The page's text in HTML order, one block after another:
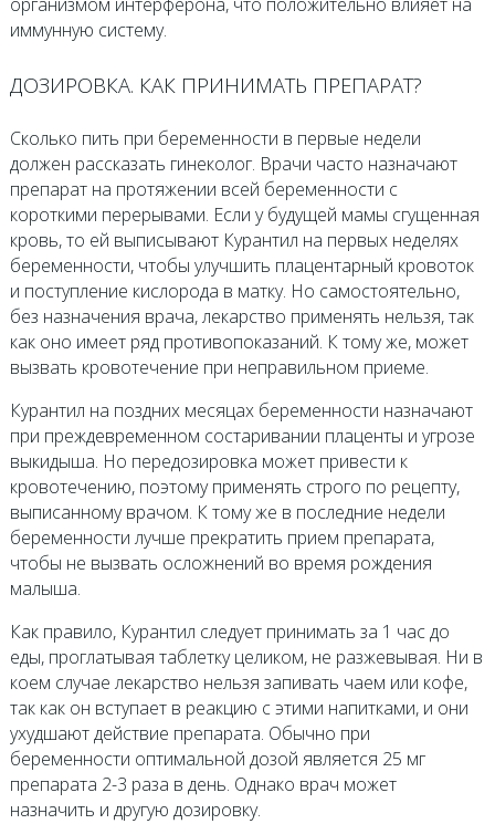
организмом интерферона, что положительно влияет на
иммунную систему.
ДОЗИРОВКА. КАК ПРИНИМАТЬ ПРЕПАРАТ?
Сколько пить при беременности в первые недели
должен рассказать гинеколог. Врачи часто назначают
препарат на протяжении всей беременности с
короткими перерывами. Если у будущей мамы сгущенная
кровь, то ей выписывают Курантил на первых неделях
беременности, чтобы улучшить плацентарный кровоток
и поступление кислорода в матку. Но самостоятельно,
без назначения врача, лекарство применять нельзя, так
как оно имеет ряд противопоказаний. К тому же, может
вызвать кровотечение при неправильном приеме.
Курантил на поздних месяцах беременности назначают
при преждевременном состаривании плаценты и угрозе
выкидыша. Но передозировка может привести к
кровотечению, поэтому применять строго по рецепту,
выписанному врачом. К тому же в последние недели
беременности лучше прекратить прием препарата,
чтобы не вызвать осложнений во время рождения
малыша.
Как правило, Курантил следует принимать за 1 час до
еды, проглатывая таблетку целиком, не разжевывая. Ни в
коем случае лекарство нельзя запивать чаем или кофе,
так как он вступает в реакцию с этими напитками, и они
ухудшают действие препарата. Обычно при
беременности оптимальной дозой является 25 мг
препарата 2-3 раза в день. Однако врач может
назначить и другую дозировку.